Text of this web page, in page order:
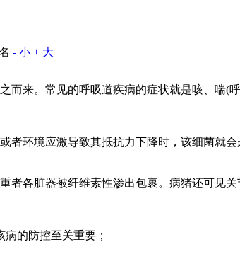
- 小 + 大
而来。常见的呼吸道疾病的症状就是咳、喘(
者环境应激导致其抵抗力下降时，该细菌就
者各脏器被纤维素性渗出包裹。病猪还可
该病的防控至关重要；